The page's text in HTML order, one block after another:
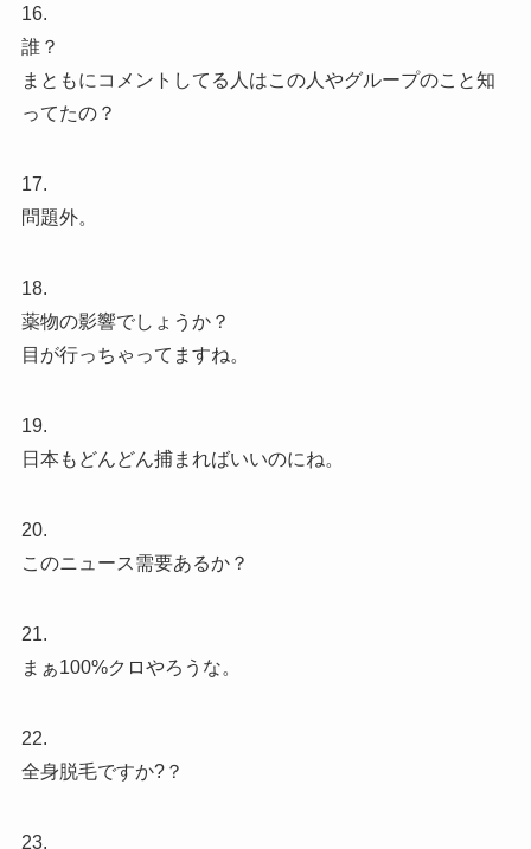
16.
誰？
まともにコメントしてる人はこの人やグループのこと知
ってたの？
17.
問題外。
18.
薬物の影響でしょうか？
目が行っちゃってますね。
19.
日本もどんどん捕まればいいのにね。
20.
このニュース需要あるか？
21.
まぁ100%クロやろうな。
22.
全身脱毛ですか?？
23.